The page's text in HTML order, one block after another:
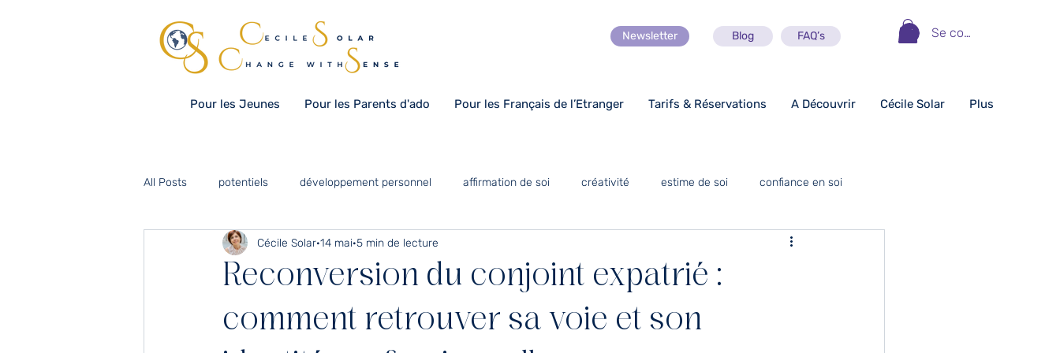
Se connecter
Newsletter Blog FAQ’s
Pour les Jeunes Pour les Parents d'ado Pour les Français de l’Etranger Tarifs & Réservations A Découvrir Cécile Solar Plus
All Posts potentiels développement personnel affirmation de soi créativité estime de soi confiance en soi
communication Numérique
orientation scolaire temps pour soi
Reconversion du conjoint expatrié :
comment retrouver sa voie et son
Cécile Solar 14 mai 5 min de lecture